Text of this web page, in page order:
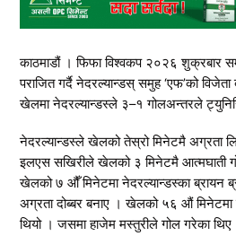
काठमाडौं । फिफा विश्वकप २०२६ शुक्रबार
पराजित गर्दै नेदरल्यान्डस् समुह ‘एफ’को
खेलमा नेदरल्यान्डस्ले ३–१ गोलअन्तरले
नेदरल्यान्डस्ले खेलको तेस्रो मिनेटमै अग्रता
इलएस सखिरीले खेलको ३ मिनेटमै आत्मघाती
खेलको ७ औँ मिनेटमा नेदरल्यान्डस्का ब्रायन
अग्रता दोब्बर बनाए । खेलको ५६ औं मिनेटमा
थियो । जसमा हाजेम मस्तुरीले गोल गरेका